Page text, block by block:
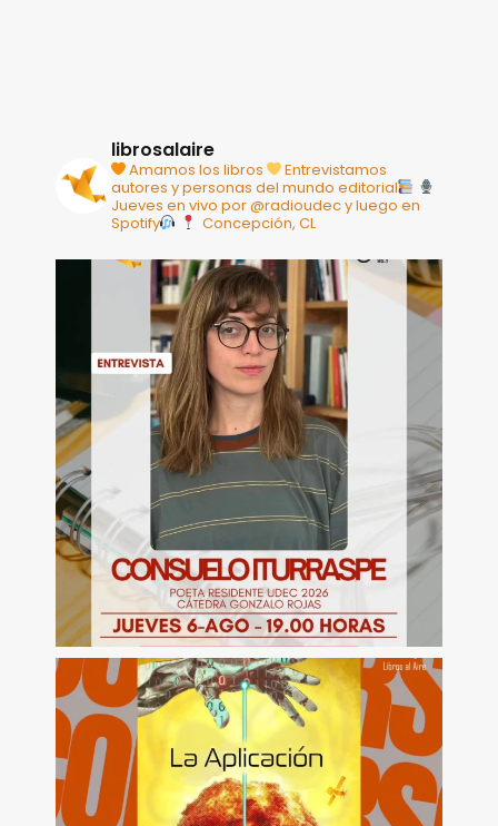
librosalaire
Amamos los libros
Entrevistamos
autores y personas del mundo editorial
Jueves en vivo por @radioudec y luego en
Spotify
Concepción, CL